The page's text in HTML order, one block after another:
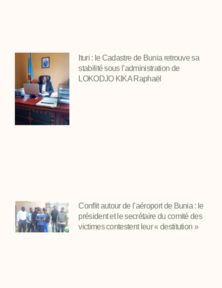
Ituri : le Cadastre de Bunia retrouve sa
stabilité sous l’administration de
LOKODJO KIKA Raphaël
Conflit autour de l’aéroport de Bunia : le
président et le secrétaire du comité des
victimes contestent leur « destitution »